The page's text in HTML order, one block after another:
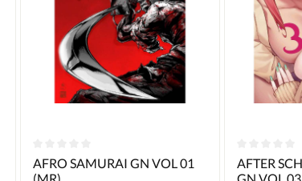
AFRO SAMURAI GN VOL 01
AFTER